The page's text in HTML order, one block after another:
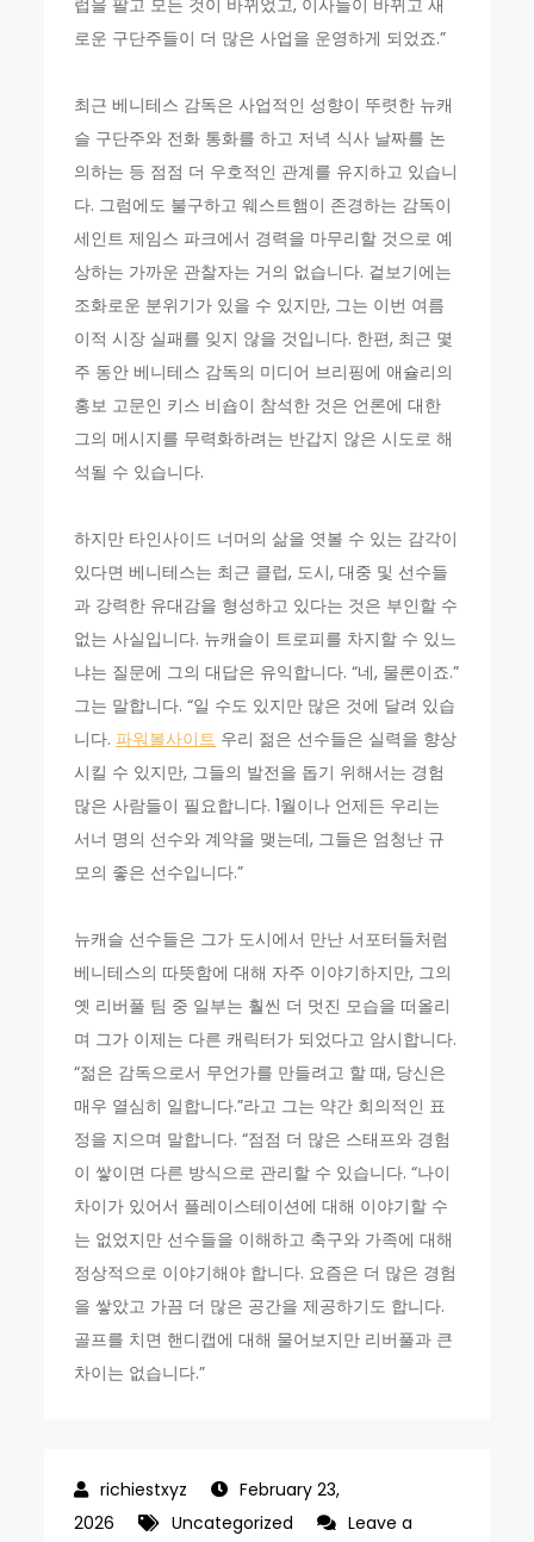
로운 구단주들이 더 많은 사업을 운영하게 되었죠.”
최근 베니테스 감독은 사업적인 성향이 뚜렷한 뉴캐
슬 구단주와 전화 통화를 하고 저녁 식사 날짜를 논
의하는 등 점점 더 우호적인 관계를 유지하고 있습니
다. 그럼에도 불구하고 웨스트햄이 존경하는 감독이
세인트 제임스 파크에서 경력을 마무리할 것으로 예
상하는 가까운 관찰자는 거의 없습니다. 겉보기에는
조화로운 분위기가 있을 수 있지만, 그는 이번 여름
이적 시장 실패를 잊지 않을 것입니다. 한편, 최근 몇
주 동안 베니테스 감독의 미디어 브리핑에 애슐리의
홍보 고문인 키스 비숍이 참석한 것은 언론에 대한
그의 메시지를 무력화하려는 반갑지 않은 시도로 해
석될 수 있습니다.
하지만 타인사이드 너머의 삶을 엿볼 수 있는 감각이
있다면 베니테스는 최근 클럽, 도시, 대중 및 선수들
과 강력한 유대감을 형성하고 있다는 것은 부인할 수
없는 사실입니다. 뉴캐슬이 트로피를 차지할 수 있느
냐는 질문에 그의 대답은 유익합니다. “네, 물론이죠.”
그는 말합니다. “일 수도 있지만 많은 것에 달려 있습
니다.파워볼사이트 우리 젊은 선수들은 실력을 향상
시킬 수 있지만, 그들의 발전을 돕기 위해서는 경험
많은 사람들이 필요합니다. 1월이나 언제든 우리는
서너 명의 선수와 계약을 맺는데, 그들은 엄청난 규
모의 좋은 선수입니다.”
뉴캐슬 선수들은 그가 도시에서 만난 서포터들처럼
베니테스의 따뜻함에 대해 자주 이야기하지만, 그의
옛 리버풀 팀 중 일부는 훨씬 더 멋진 모습을 떠올리
며 그가 이제는 다른 캐릭터가 되었다고 암시합니다.
“젊은 감독으로서 무언가를 만들려고 할 때, 당신은
매우 열심히 일합니다.”라고 그는 약간 회의적인 표
정을 지으며 말합니다. “점점 더 많은 스태프와 경험
이 쌓이면 다른 방식으로 관리할 수 있습니다. “나이
차이가 있어서 플레이스테이션에 대해 이야기할 수
는 없었지만 선수들을 이해하고 축구와 가족에 대해
정상적으로 이야기해야 합니다. 요즘은 더 많은 경험
을 쌓았고 가끔 더 많은 공간을 제공하기도 합니다.
골프를 치면 핸디캡에 대해 물어보지만 리버풀과 큰
차이는 없습니다.”
February 23,
2026
Uncategorized
Leave a